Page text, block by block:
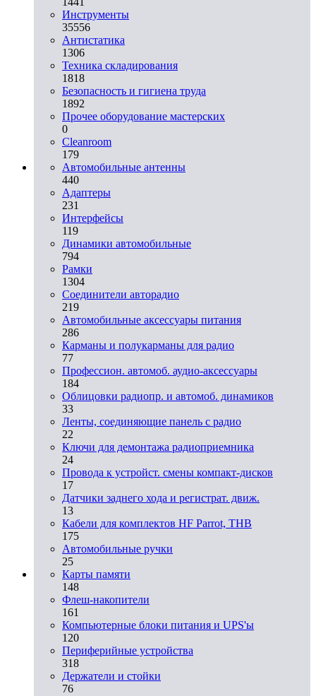
Инструменты
35556
Aнтистатика
1306
Техника складирования
1818
Безопасность и гигиена труда
1892
Прочее оборудование мастерских
0
Cleanroom
179
Автомобильные антенны
440
Адаптеры
231
Интерфейсы
119
Динамики автомобильные
794
Рамки
1304
Соединители авторадио
219
Автомобильные аксессуары питания
286
Карманы и полукарманы для радио
77
Профессион. автомоб. аудио-аксессуары
184
Облицовки радиопр. и автомоб. динамиков
33
Ленты, соединяющие панель с радио
22
Ключи для демонтажа радиоприемника
24
Провода к устройст. смены компакт-дисков
17
Датчики заднего хода и регистрат. движ.
13
Кабели для комплектов HF Parrot, THB
175
Автомобильные ручки
25
Карты памяти
148
Флеш-накопители
161
Компьютерные блоки питания и UPS'ы
120
Периферийные устройства
318
Держатели и стойки
76